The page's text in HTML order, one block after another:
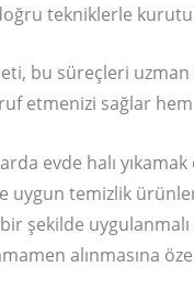
tekniklerle
bu süreçleri
etmenizi sağlar hem
evde halı
uygun temizlik
şekilde
alınmasına